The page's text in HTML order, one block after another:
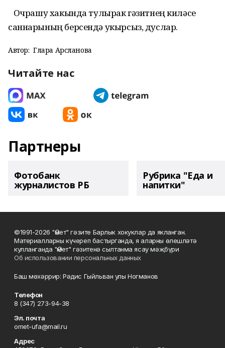
Очрашу хакында тулырак гәзитнең киләсе
саннарының берсендә укырсыз, дуслар.
Автор: Гөлара Арсланова
Читайте нас
Партнеры
Фотобанк
журналистов РБ
Рубрика "Еда и
напитки"
©1991-2026 "Өмет" гәзите Барлык хокуклар да якланган.
Материалларны күчереп бастырганда, я аларны өлешләтә
кулланганда "Өмет" гәзитенә сылтанма ясау мәҗбүри
Об использовании персональных данных
Баш мөхәррир: Рәдис Гыйльван улы Ногманов
Телефон
8 (347) 273-94-38
Эл. почта
omet-ufa@mail.ru
Адрес